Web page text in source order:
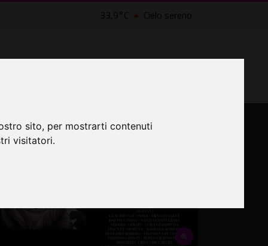
sito, per mostrarti contenuti
visitatori.
33,9°C Cielo sereno